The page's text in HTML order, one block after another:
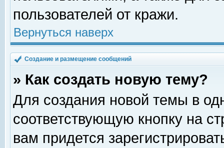
пользователей от кражи.
Вернуться наверх
Создание и размещение сообщений
» Как создать новую тему?
Для создания новой темы в
соответствующую кнопку на
вам придется